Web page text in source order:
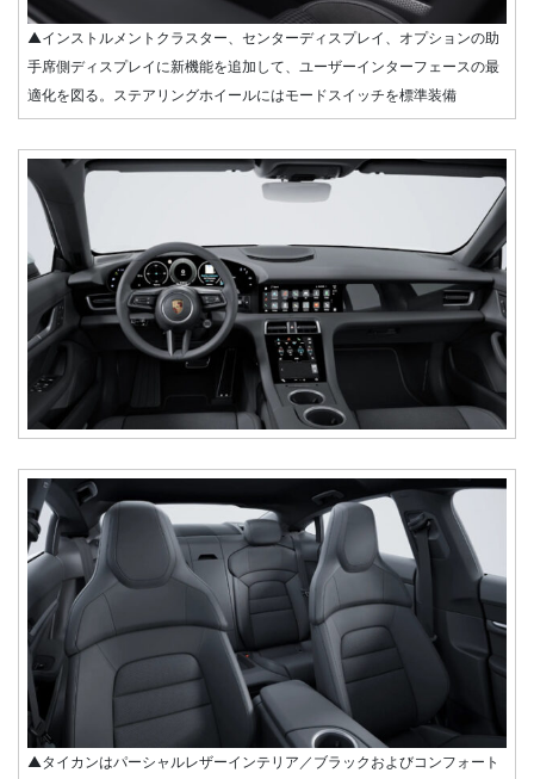
▲インストルメントクラスター、センターディスプレイ、オプションの助
手席側ディスプレイに新機能を追加して、ユーザーインターフェースの最
適化を図る。ステアリングホイールにはモードスイッチを標準装備
▲タイカンはパーシャルレザーインテリア／ブラックおよびコンフォート